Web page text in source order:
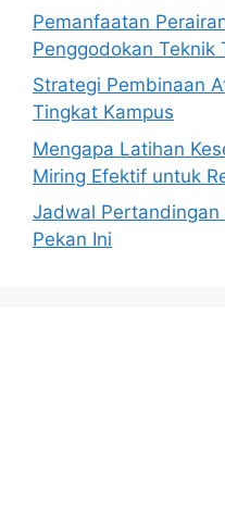
Pemanfaatan
Penggodokan Teknik
Strategi Pembinaan
Tingkat Kampus
Mengapa Latihan
Miring Efektif untuk
Jadwal Pertandingan
Pekan Ini